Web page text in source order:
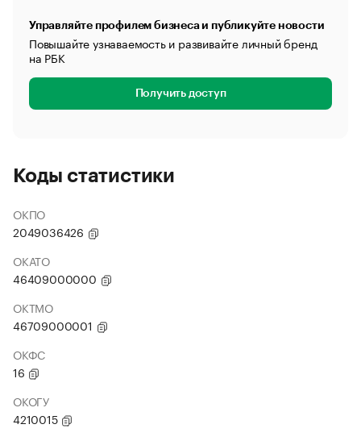
Управляйте профилем бизнеса и публикуйте новости
Повышайте узнаваемость и развивайте личный бренд
на РБК
Получить доступ
Коды статистики
ОКПО
2049036426
ОКАТО
46409000000
ОКТМО
46709000001
ОКФС
16
ОКОГУ
4210015